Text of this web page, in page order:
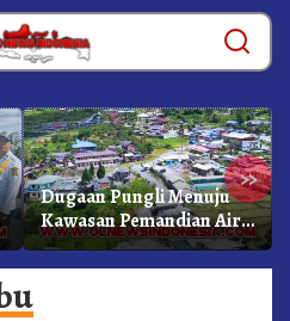
»
Dugaan Pungli Menuju
Kawasan Pemandian Air
Panas Semangat Gunung
– Doulu Foto Dan